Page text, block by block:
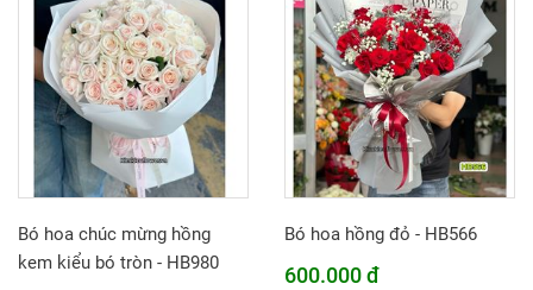
Bó hoa chúc mừng hồng
kem kiểu bó tròn - HB980
Bó hoa hồng đỏ - HB566
600.000 đ